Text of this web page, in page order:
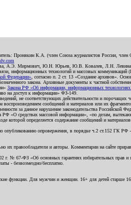
Пронякин К.А. (член Союза журналистов России,
А.Э. Мирмович, Ю.Н. Юрьев, Ю.В. Ковалев, Л.Н.
информационных технологий и массовых коммуникаций
Федерации» , согласно п. 2 ст. 13 «Создание архивов».
закона. Архивные документы к частной
Закона РФ «Об информации, информационных
на доступ к информации» ФЗ-149.
не соответствующих действительности и
сообщений и материалов или их
за данное нарушение законодательства Российской
средствах массовой информации», «по делам,
которой определяется содержание сообщений и
опровержения, в порядке ч.2 ст.152 ГК РФ -
их правообладатели и авторы. Комментарии на сайте
№ 67-ФЗ «Об основных гарантиях избирательных прав и
- безвозмездно/бесплатно.
функции. Для мужчин и женщин. 16+ для детей старше 16